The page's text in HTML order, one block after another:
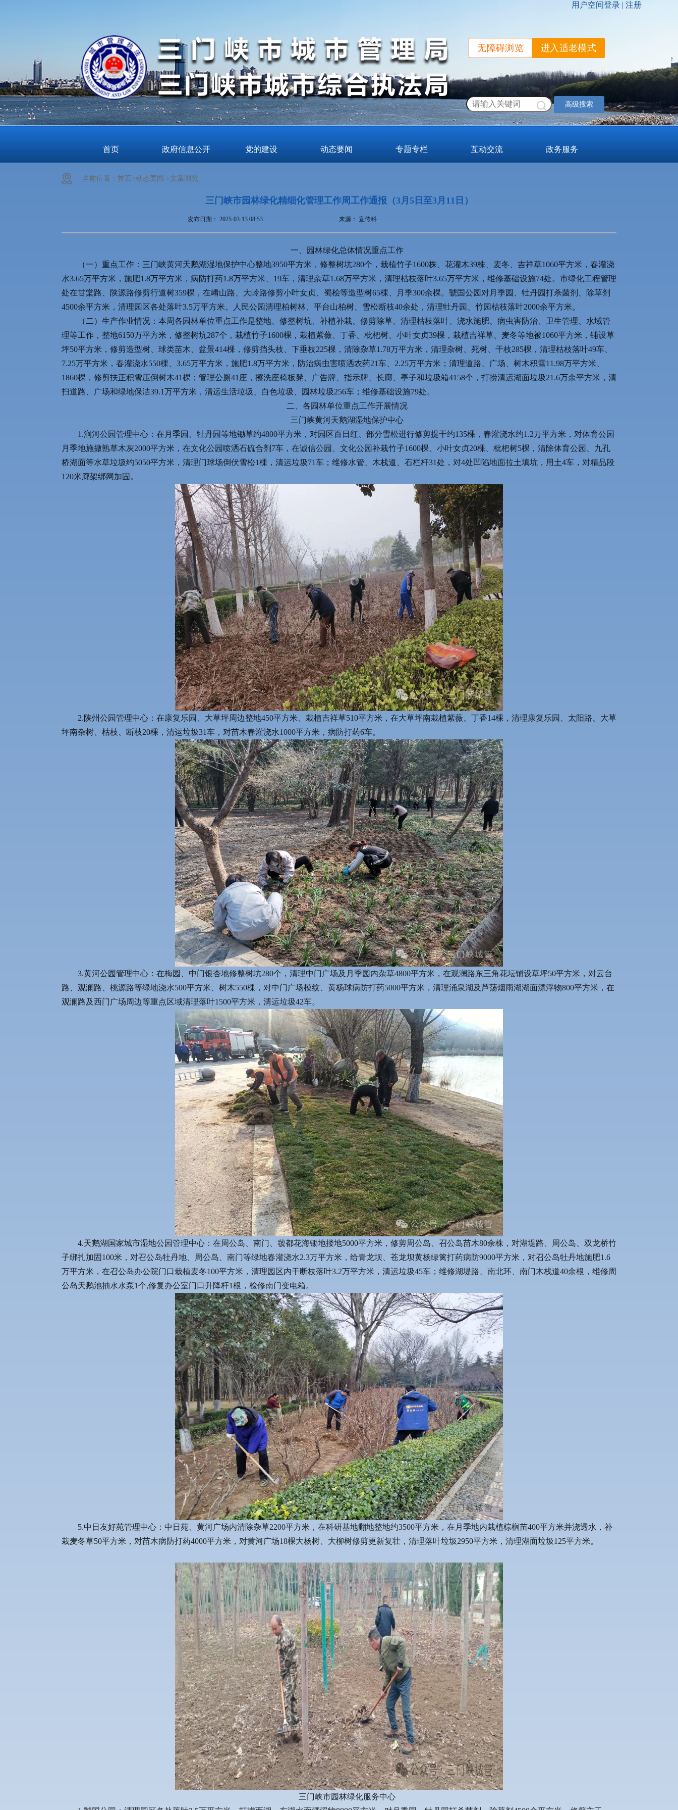
无障碍浏览 进入适老模式
高级搜索
首页 政府信息公开 党的建设 动态要闻 专题专栏 互动交流 政务服务
当前位置： 首页>动态要闻 >文章浏览
三门峡市园林绿化精细化管理工作周工作通报（3月5日至3月11日）
发布日期： 2025-03-13 08:53 来源： 宣传科
一、园林绿化总体情况重点工作
（一）重点工作：三门峡黄河天鹅湖湿地保护中心整地3950平方米，修整树坑280个，栽植竹子1600株、花灌木39株、麦冬、吉祥草1060平方米，春灌浇
水3.65万平方米，施肥1.8万平方米，病防打药1.8万平方米、19车，清理杂草1.68万平方米，清理枯枝落叶3.65万平方米，维修基础设施74处。市绿化工程管理
处在甘棠路、陕源路修剪行道树359棵，在崤山路、大岭路修剪小叶女贞、蜀桧等造型树65棵、月季300余棵。虢国公园对月季园、牡丹园打杀菌剂、除草剂
4500余平方米，清理园区各处落叶3.5万平方米。人民公园清理柏树林、平台山柏树、雪松断枝40余处，清理牡丹园、竹园枯枝落叶2000余平方米。
（二）生产作业情况：本周各园林单位重点工作是整地、修整树坑、补植补栽、修剪除草、清理枯枝落叶、浇水施肥、病虫害防治、卫生管理、水域管
理等工作，整地6150万平方米，修整树坑287个，栽植竹子1600棵，栽植紫薇、丁香、枇杷树、小叶女贞39棵，栽植吉祥草、麦冬等地被1060平方米，铺设草
坪50平方米，修剪造型树、球类苗木、盆景414棵，修剪挡头枝、下垂枝225棵，清除杂草1.78万平方米，清理杂树、死树、干枝285棵，清理枯枝落叶49车、
7.25万平方米，春灌浇水550棵、3.65万平方米，施肥1.8万平方米，防治病虫害喷洒农药21车、2.25万平方米；清理道路、广场、树木积雪11.98万平方米、
1860棵，修剪扶正积雪压倒树木41棵；管理公厕41座，擦洗座椅板凳、广告牌、指示牌、长廊、亭子和垃圾箱4158个，打捞清运湖面垃圾21.6万余平方米，清
扫道路、广场和绿地保洁39.1万平方米，清运生活垃圾、白色垃圾、园林垃圾256车；维修基础设施79处。
二、各园林单位重点工作开展情况
三门峡黄河天鹅湖湿地保护中心
1.涧河公园管理中心：在月季园、牡丹园等地锄草约4800平方米，对园区百日红、部分雪松进行修剪提干约135棵，春灌浇水约1.2万平方米，对体育公园
月季地施撒熟草木灰2000平方米，在文化公园喷洒石硫合剂7车，在诚信公园、文化公园补栽竹子1600棵、小叶女贞20棵、枇杷树5棵，清除体育公园、九孔
桥湖面等水草垃圾约5050平方米，清理门球场倒伏雪松1棵，清运垃圾71车；维修水管、木栈道、石栏杆31处，对4处凹陷地面拉土填坑，用土4车，对精品段
120米廊架绑网加固。
2.陕州公园管理中心：在康复乐园、大草坪周边整地450平方米、栽植吉祥草510平方米，在大草坪南栽植紫薇、丁香14棵，清理康复乐园、太阳路、大草
坪南杂树、枯枝、断枝20棵，清运垃圾31车，对苗木春灌浇水1000平方米，病防打药6车。
3.黄河公园管理中心：在梅园、中门银杏地修整树坑280个，清理中门广场及月季园内杂草4800平方米，在观澜路东三角花坛铺设草坪50平方米，对云台
路、观澜路、桃源路等绿地浇水500平方米、树木550棵，对中门广场模纹、黄杨球病防打药5000平方米，清理涌泉湖及芦荡烟雨湖湖面漂浮物800平方米，在
观澜路及西门广场周边等重点区域清理落叶1500平方米，清运垃圾42车。
4.天鹅湖国家城市湿地公园管理中心：在周公岛、南门、虢都花海锄地搂地5000平方米，修剪周公岛、召公岛苗木80余株，对湖堤路、周公岛、双龙桥竹
子绑扎加固100米，对召公岛牡丹地、周公岛、南门等绿地春灌浇水2.3万平方米，给青龙坝、苍龙坝黄杨绿篱打药病防9000平方米，对召公岛牡丹地施肥1.6
万平方米，在召公岛办公院门口栽植麦冬100平方米，清理园区内干断枝落叶3.2万平方米，清运垃圾45车；维修湖堤路、南北环、南门木栈道40余根，维修周
公岛天鹅池抽水水泵1个,修复办公室门口升降杆1根，检修南门变电箱。
5.中日友好苑管理中心：中日苑、黄河广场内清除杂草2200平方米，在科研基地翻地整地约3500平方米，在月季地内栽植棕榈苗400平方米并浇透水，补
栽麦冬草50平方米，对苗木病防打药4000平方米，对黄河广场18棵大杨树、大柳树修剪更新复壮，清理落叶垃圾2950平方米，清理湖面垃圾125平方米。
三门峡市园林绿化服务中心